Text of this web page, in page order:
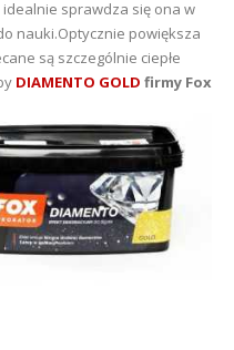
sprawdza się ona w
nauki.Optycznie powiększa
są szczególnie ciepłe
DIAMENTO GOLD firmy Fox